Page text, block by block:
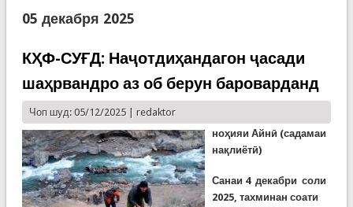
05 декабря 2025
КҲФ-СУҒД: Наҷотдиҳандагон ҷасади
шаҳрвандро аз об берун бароварданд
Чоп шуд: 05/12/2025 | redaktor
ноҳияи Айнӣ (садамаи
нақлиётӣ)
Санаи 4 декабри соли
2025, тахминан соати